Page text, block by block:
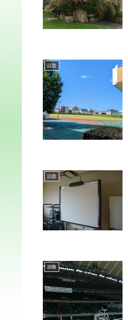
話題
話題
話題